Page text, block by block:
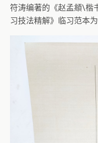
符涛编著的《赵孟頫\楷
习技法精解》临习范本